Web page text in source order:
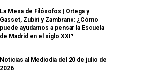
La Mesa de Filósofos | Ortega y
Gasset, Zubiri y Zambrano: ¿Cómo
puede ayudarnos a pensar la Escuela
de Madrid en el siglo XXI?
Noticias al Mediodía del 20 de julio de
2026